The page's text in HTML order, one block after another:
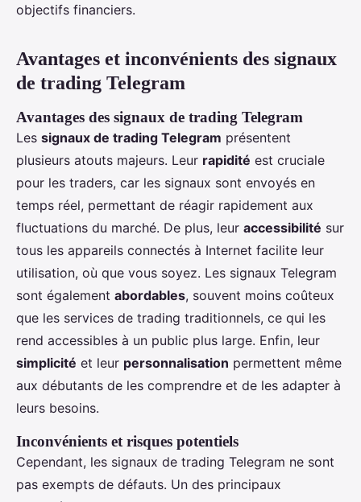
objectifs financiers.
Avantages et inconvénients des signaux
de trading Telegram
Avantages des signaux de trading Telegram
Les signaux de trading Telegram présentent
plusieurs atouts majeurs. Leur rapidité est cruciale
pour les traders, car les signaux sont envoyés en
temps réel, permettant de réagir rapidement aux
fluctuations du marché. De plus, leur accessibilité sur
tous les appareils connectés à Internet facilite leur
utilisation, où que vous soyez. Les signaux Telegram
sont également abordables, souvent moins coûteux
que les services de trading traditionnels, ce qui les
rend accessibles à un public plus large. Enfin, leur
simplicité et leur personnalisation permettent même
aux débutants de les comprendre et de les adapter à
leurs besoins.
Inconvénients et risques potentiels
Cependant, les signaux de trading Telegram ne sont
pas exempts de défauts. Un des principaux